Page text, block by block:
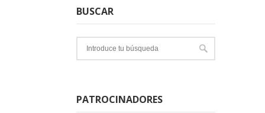
BUSCAR
PATROCINADORES